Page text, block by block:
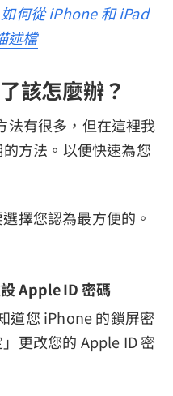
何從 iPhone 和 iPad
述檔
該怎麼辦？
法有很多，但在這裡我
方法。以便快速為您
擇您認為最方便的。
Apple ID 密碼
道您 iPhone 的鎖屏密
更改您的 Apple ID 密